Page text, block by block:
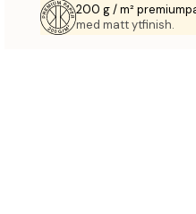
200 g / m²
med matt ytfinish.